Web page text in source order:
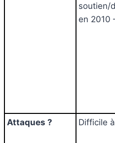
soutien/
en 2010
Attaques ? Difficile